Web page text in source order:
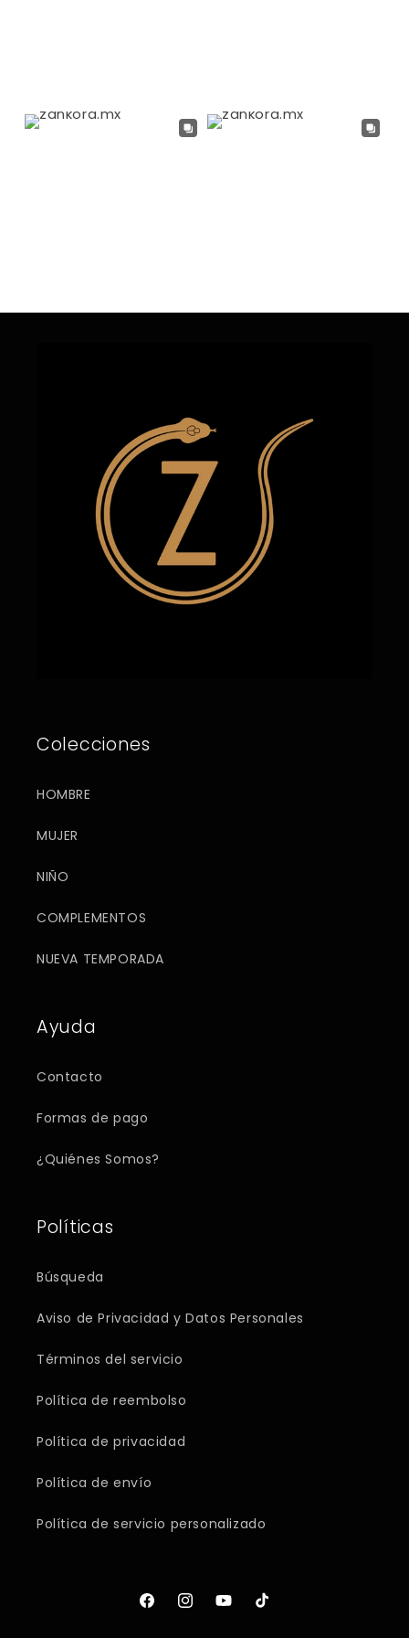
Colecciones
HOMBRE
MUJER
NIÑO
COMPLEMENTOS
NUEVA TEMPORADA
Ayuda
Contacto
Formas de pago
¿Quiénes Somos?
Políticas
Búsqueda
Aviso de Privacidad y Datos Personales
Términos del servicio
Política de reembolso
Política de privacidad
Política de envío
Política de servicio personalizado
FacebookInstagramYouTubeTikTok